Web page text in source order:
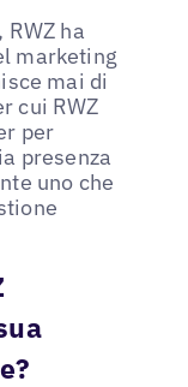
ha
marketing
mai di
cui RWZ
per
presenza
uno che